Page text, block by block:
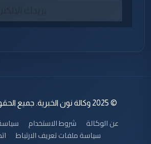
© 2025 وكالة نون الخبرية. جميع الحقوق محفوظة.
عن الوكالة شروط الاستخدام
سياسة ملفات تعريف الارتباط